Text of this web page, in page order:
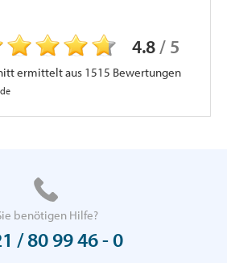
4.8/ 5
ermittelt aus 1515 Bewertungen
benötigen Hilfe?
/ 80 99 46 - 0